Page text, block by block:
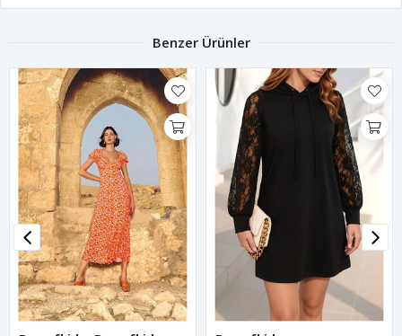
Benzer Ürünler